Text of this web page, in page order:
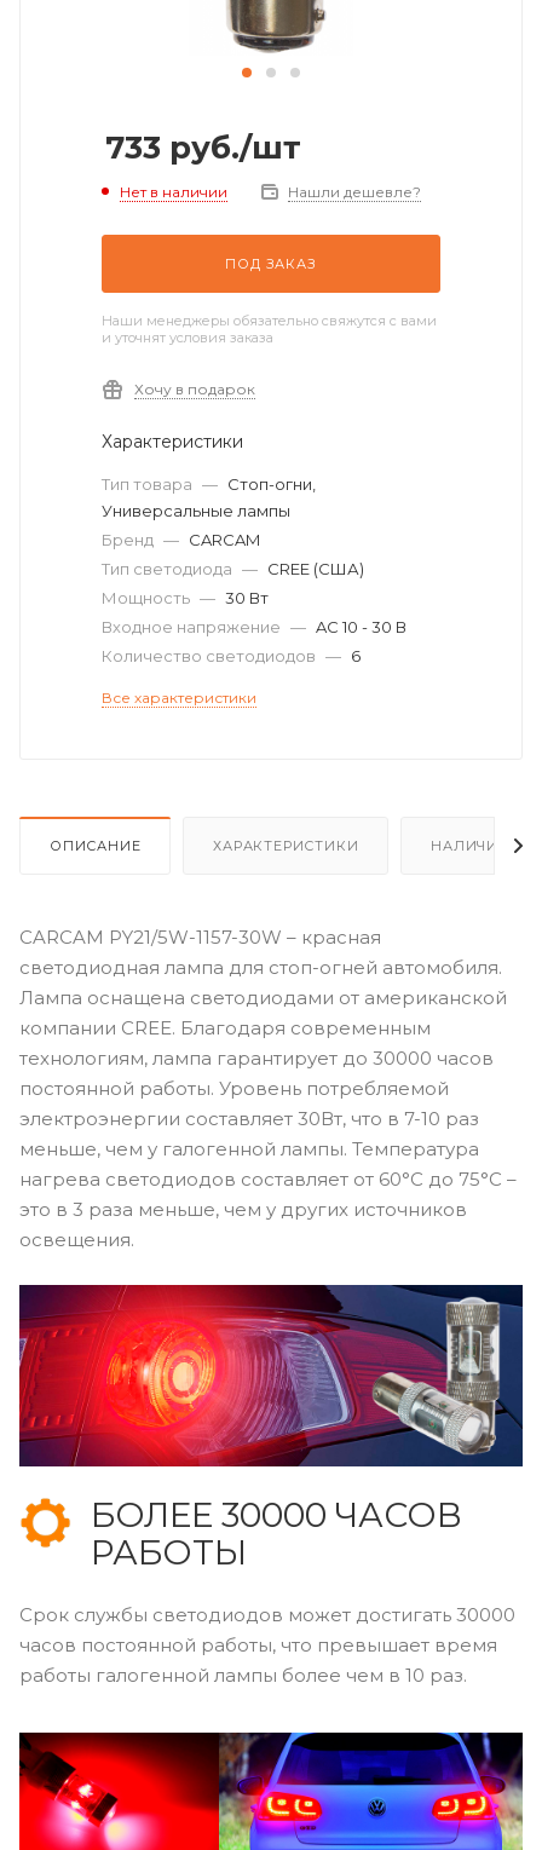
733 руб./шт
Нет в наличии Нашли дешевле?
ПОД ЗАКАЗ
Наши менеджеры обязательно свяжутся с вами
и уточнят условия заказа
Хочу в подарок
Характеристики
Тип товара — Стоп-огни,
Универсальные лампы
Бренд — CARCAM
Тип светодиода — CREE (США)
Мощность — 30 Вт
Входное напряжение — AC 10 - 30 В
Количество светодиодов — 6
Все характеристики
ОПИСАНИЕ ХАРАКТЕРИСТИКИ НАЛИЧИЕ
CARCAM PY21/5W-1157-30W – красная
светодиодная лампа для стоп-огней автомобиля.
Лампа оснащена светодиодами от американской
компании CREE. Благодаря современным
технологиям, лампа гарантирует до 30000 часов
постоянной работы. Уровень потребляемой
электроэнергии составляет 30Вт, что в 7-10 раз
меньше, чем у галогенной лампы. Температура
нагрева светодиодов составляет от 60°C до 75°С –
это в 3 раза меньше, чем у других источников
освещения.
БОЛЕЕ 30000 ЧАСОВ
РАБОТЫ
Срок службы светодиодов может достигать 30000
часов постоянной работы, что превышает время
работы галогенной лампы более чем в 10 раз.